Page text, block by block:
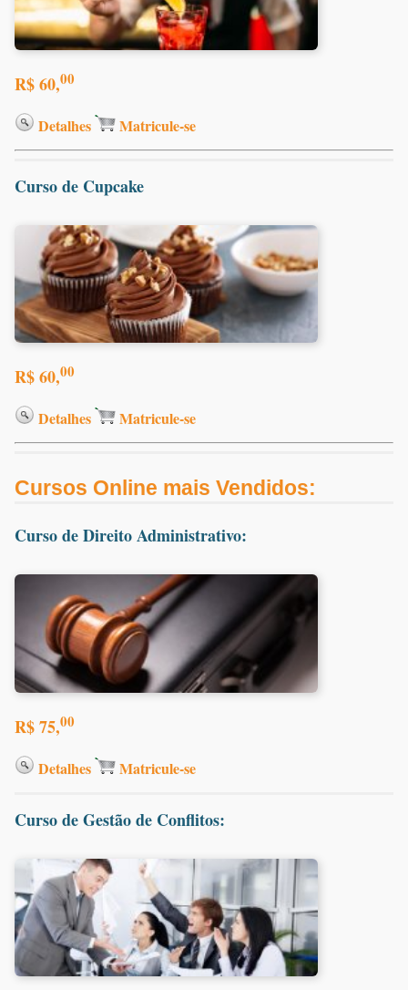
R$ 60,00
Detalhes Matricule-se
Curso de Cupcake
R$ 60,00
Detalhes Matricule-se
Cursos Online mais Vendidos:
Curso de Direito Administrativo:
R$ 75,00
Detalhes Matricule-se
Curso de Gestão de Conflitos: